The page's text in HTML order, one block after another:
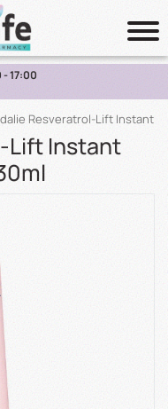
ΑΝΩ ΤΩΝ 10€
Resveratrol-Lift Instant
Lift Instant